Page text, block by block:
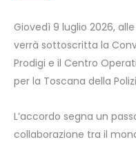
Giovedì 9 luglio 2026,
verrà sottoscritta la
Prodigi e il Centro
per la Toscana della
L’accordo segna un
collaborazione tra il